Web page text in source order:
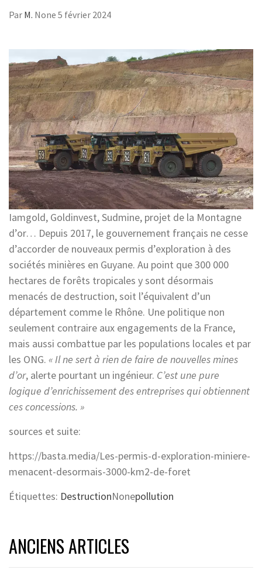
Par M. None 5 février 2024
Iamgold, Goldinvest, Sudmine, projet de la Montagne
d’or… Depuis 2017, le gouvernement français ne cesse
d’accorder de nouveaux permis d’exploration à des
sociétés minières en Guyane. Au point que 300 000
hectares de forêts tropicales y sont désormais
menacés de destruction, soit l’équivalent d’un
département comme le Rhône. Une politique non
seulement contraire aux engagements de la France,
mais aussi combattue par les populations locales et par
les ONG. « Il ne sert à rien de faire de nouvelles mines
d’or, alerte pourtant un ingénieur. C’est une pure
logique d’enrichissement des entreprises qui obtiennent
ces concessions. »
sources et suite:
https://basta.media/Les-permis-d-exploration-miniere-
menacent-desormais-3000-km2-de-foret
Étiquettes: DestructionNonepollution
ANCIENS ARTICLES